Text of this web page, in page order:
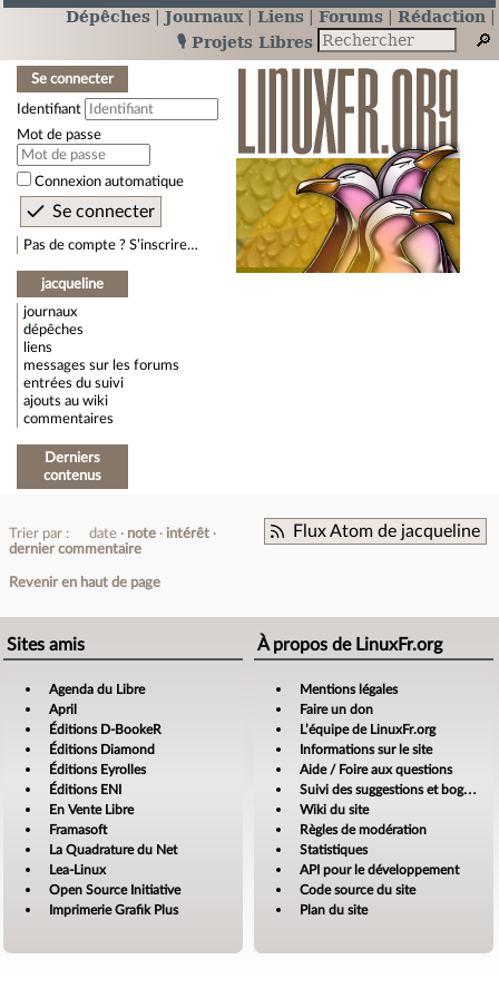
Dépêches Journaux Liens Forums
Rédaction
🎙️ Projets Libres
Se connecter
Identifiant
Mot de passe
Connexion automatique
Pas de compte ? S’inscrire…
jacqueline
journaux
dépêches
liens
messages sur les forums
entrées du suivi
ajouts au wiki
commentaires
Derniers
contenus
Flux Atom de jacqueline
Trier par : date note
intérêt
dernier commentaire
Revenir en haut de page
Sites amis
Agenda du Libre
April
Éditions D-BookeR
Éditions Diamond
Éditions Eyrolles
Éditions ENI
En Vente Libre
Framasoft
La Quadrature du Net
Lea-Linux
Open Source Initiative
Imprimerie Grafik Plus
À propos de LinuxFr.org
Mentions légales
Faire un don
L’équipe de LinuxFr.org
Informations sur le site
Aide / Foire aux questions
Suivi des suggestions et bogues
Wiki du site
Règles de modération
Statistiques
API pour le développement
Code source du site
Plan du site